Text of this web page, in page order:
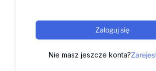
Zaloguj się
Nie masz jeszcze konta?